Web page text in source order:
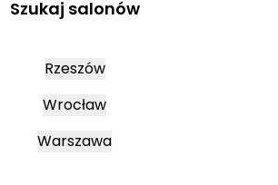
Szukaj salonów
Rzeszów
Wrocław
Warszawa